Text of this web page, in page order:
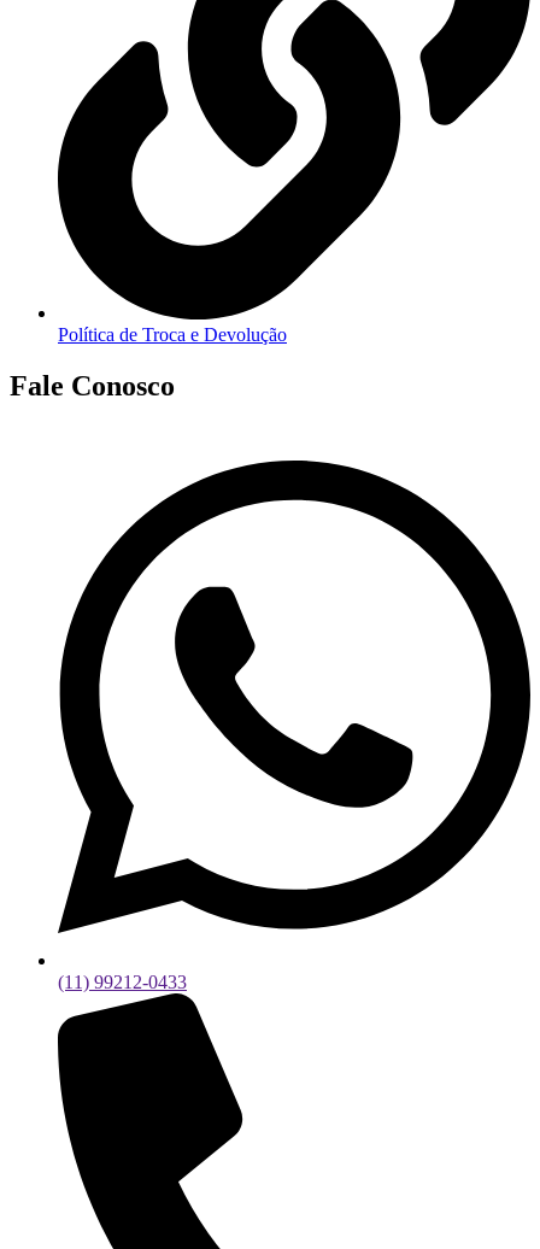
Política de Troca e Devolução
Fale Conosco
(11) 99212-0433